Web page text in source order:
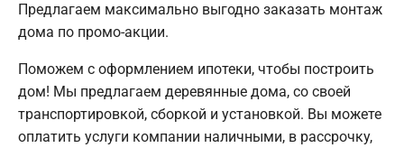
Предлагаем максимально выгодно заказать монтаж
дома по промо-акции.
Поможем с оформлением ипотеки, чтобы построить
дом! Мы предлагаем деревянные дома, со своей
транспортировкой, сборкой и установкой. Вы можете
оплатить услуги компании наличными, в рассрочку,